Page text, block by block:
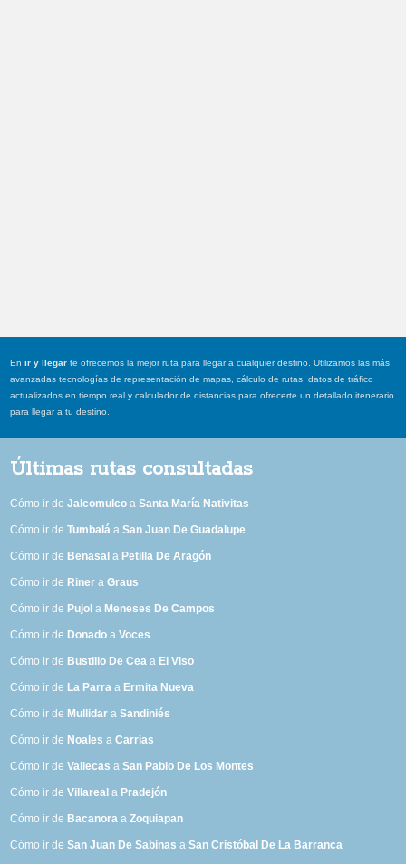
Enir y llegar te ofrecemos la mejor ruta para llegar a cualquier destino. Utilizamos las más
avanzadas tecnologías de representación de mapas, cálculo de rutas, datos de tráfico
actualizados en tiempo real y calculador de distancias para ofrecerte un detallado itenerario
para llegar a tu destino.
Últimas rutas consultadas
Cómo ir deJalcomulco aSanta María Nativitas
Cómo ir deTumbalá aSan Juan De Guadalupe
Cómo ir de Benasal a Petilla De Aragón
Cómo ir de Riner aGraus
Cómo ir de Pujol a Meneses De Campos
Cómo ir de Donado aVoces
Cómo ir de Bustillo De Cea a El Viso
Cómo ir de La Parra a Ermita Nueva
Cómo ir de Mullidar aSandiniés
Cómo ir de Noales aCarrias
Cómo ir deVallecas aSan Pablo De Los Montes
Cómo ir deVillareal a Pradejón
Cómo ir de Bacanora aZoquiapan
Cómo ir deSan Juan De Sabinas aSan Cristóbal De La Barranca